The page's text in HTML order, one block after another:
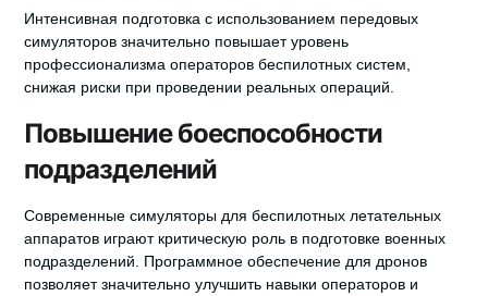
Интенсивная подготовка с использованием передовых
симуляторов значительно повышает уровень
профессионализма операторов беспилотных систем,
снижая риски при проведении реальных операций.
Повышение боеспособности
подразделений
Современные симуляторы для беспилотных летательных
аппаратов играют критическую роль в подготовке военных
подразделений. Программное обеспечение для дронов
позволяет значительно улучшить навыки операторов и